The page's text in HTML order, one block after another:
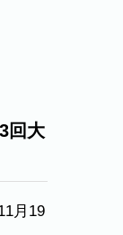
回大
月19